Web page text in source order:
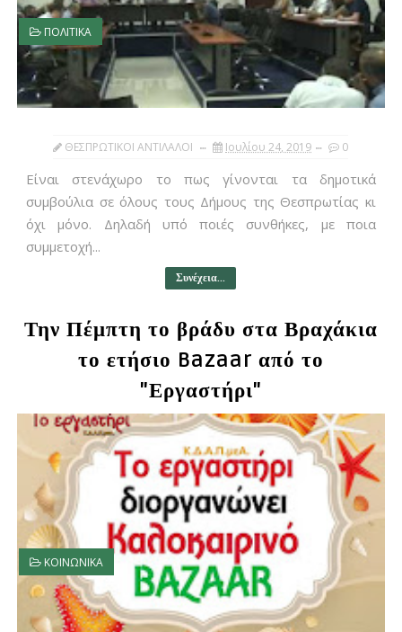
ΠΟΛΙΤΙΚΑ
ΘΕΣΠΡΩΤΙΚΟΙ ΑΝΤΙΛΑΛΟΙ Ιουλίου 24, 2019 0
Είναι στενάχωρο το πως γίνονται τα δημοτικά
συμβούλια σε όλους τους Δήμους της Θεσπρωτίας κι
όχι μόνο. Δηλαδή υπό ποιές συνθήκες, με ποια
συμμετοχή...
Συνέχεια...
Την Πέμπτη το βράδυ στα Βραχάκια
το ετήσιο Bazaar από το
"Εργαστήρι"
ΚΟΙΝΩΝΙΚΑ